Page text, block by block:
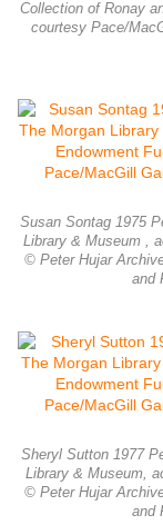
Collection of Ronay
courtesy Pace/
Susan Sontag 1975
Library & Museum ,
© Peter Hujar
and
Sheryl Sutton 1977
Library & Museum,
© Peter Hujar
and